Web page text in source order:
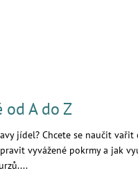
A do Z
jídel? Chcete se naučit
vyvážené pokrmy a jak